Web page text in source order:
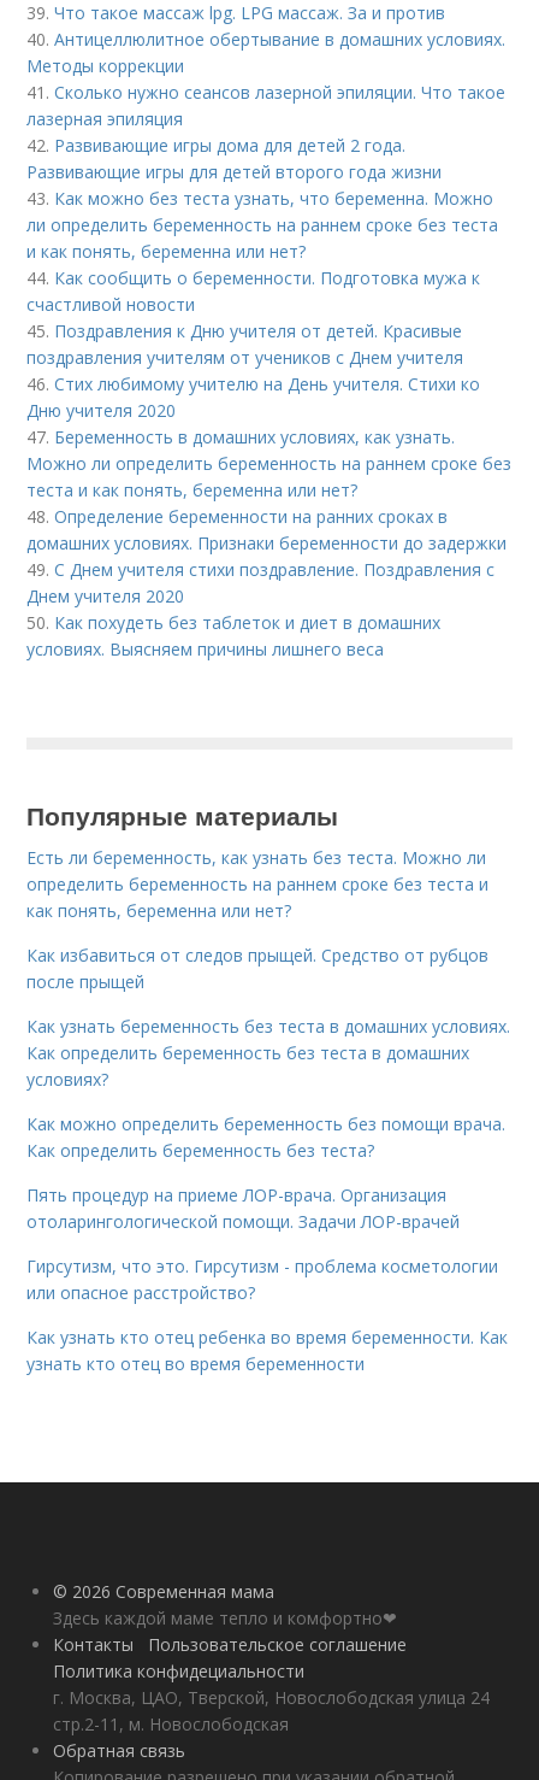
39.Что такое массаж lpg. LPG массаж. За и против
40.Антицеллюлитное обертывание в домашних условиях.
Методы коррекции
41.Сколько нужно сеансов лазерной эпиляции. Что такое
лазерная эпиляция
42. Развивающие игры дома для детей 2 года.
Развивающие игры для детей второго года жизни
43. Как можно без теста узнать, что беременна. Можно
ли определить беременность на раннем сроке без теста
и как понять, беременна или нет?
44. Как сообщить о беременности. Подготовка мужа к
счастливой новости
45. Поздравления к Дню учителя от детей. Красивые
поздравления учителям от учеников с Днем учителя
46.Стих любимому учителю на День учителя. Стихи ко
Дню учителя 2020
47. Беременность в домашних условиях, как узнать.
Можно ли определить беременность на раннем сроке без
теста и как понять, беременна или нет?
48.Определение беременности на ранних сроках в
домашних условиях. Признаки беременности до задержки
49.С Днем учителя стихи поздравление. Поздравления с
Днем учителя 2020
50. Как похудеть без таблеток и диет в домашних
условиях. Выясняем причины лишнего веса
Популярные материалы
Есть ли беременность, как узнать без теста. Можно ли
определить беременность на раннем сроке без теста и
как понять, беременна или нет?
Как избавиться от следов прыщей. Средство от рубцов
после прыщей
Как узнать беременность без теста в домашних условиях.
Как определить беременность без теста в домашних
условиях?
Как можно определить беременность без помощи врача.
Как определить беременность без теста?
Пять процедур на приеме ЛОР-врача. Организация
отоларингологической помощи. Задачи ЛОР-врачей
Гирсутизм, что это. Гирсутизм - проблема косметологии
или опасное расстройство?
Как узнать кто отец ребенка во время беременности. Как
узнать кто отец во время беременности
© 2026 Современная мама
Здесь каждой маме тепло и комфортно❤
Контакты
Пользовательское соглашение
Политика конфидециальности
г. Москва, ЦАО, Тверской, Новослободская улица 24
стр.2-11, м. Новослободская
Обратная связь